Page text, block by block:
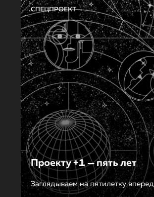
СПЕЦПРОЕКТ
Проекту +1 — пять лет
Заглядываем на пятилетку вперед